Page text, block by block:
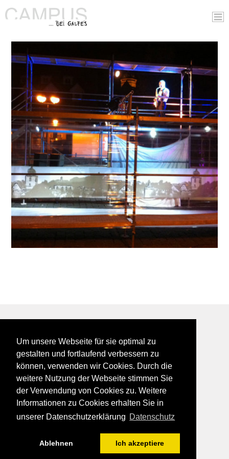
Um unsere Webseite für sie optimal zu
gestalten und fortlaufend verbessern zu
können, verwenden wir Cookies. Durch die
weitere Nutzung der Webseite stimmen Sie
der Verwendung von Cookies zu. Weitere
Informationen zu Cookies erhalten Sie in
unserer Datenschutzerklärung Datenschutz
Ablehnen Ich akzeptiere
über den dächern alsfeld
BEI GALFES - hier wird man getroffen
BEI GALFES - hier wird man getroffen
impressum
datenschutz
disclaimer